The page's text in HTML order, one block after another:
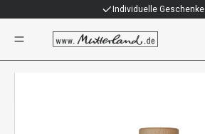
Individuelle Geschenke